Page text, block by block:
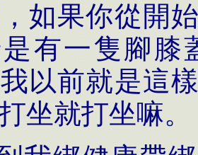
如果你從開
有一隻腳膝
以前就是這
坐就打坐嘛。